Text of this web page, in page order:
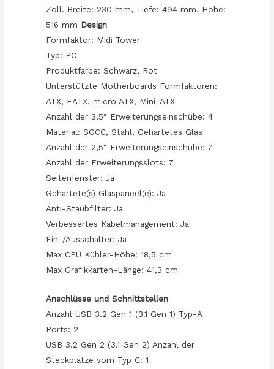
Zoll. Breite: 230 mm, Tiefe: 494 mm, Höhe:
516 mm Design
Formfaktor: Midi Tower
Typ: PC
Produktfarbe: Schwarz, Rot
Unterstützte Motherboards Formfaktoren:
ATX, EATX, micro ATX, Mini-ATX
Anzahl der 3,5″ Erweiterungseinschübe: 4
Material: SGCC, Stahl, Gehärtetes Glas
Anzahl der 2,5″ Erweiterungseinschübe: 7
Anzahl der Erweiterungsslots: 7
Seitenfenster: Ja
Gehärtete(s) Glaspaneel(e): Ja
Anti-Staubfilter: Ja
Verbessertes Kabelmanagement: Ja
Ein-/Ausschalter: Ja
Max CPU Kühler-Höhe: 18,5 cm
Max Grafikkarten-Länge: 41,3 cm
Anschlüsse und Schnittstellen
Anzahl USB 3.2 Gen 1 (3.1 Gen 1) Typ-A
Ports: 2
USB 3.2 Gen 2 (3.1 Gen 2) Anzahl der
Steckplätze vom Typ C: 1